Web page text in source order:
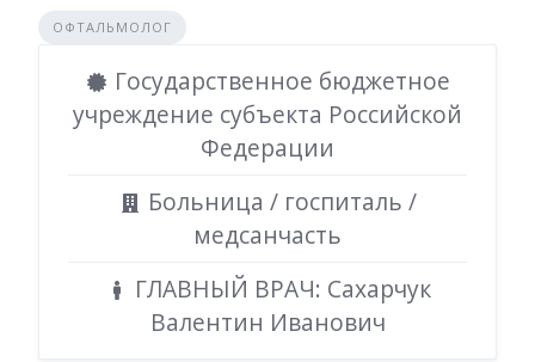
ОФТАЛЬМОЛОГ
Государственное бюджетное
учреждение субъекта Российской
Федерации
Больница / госпиталь /
медсанчасть
ГЛАВНЫЙ ВРАЧ: Сахарчук
Валентин Иванович